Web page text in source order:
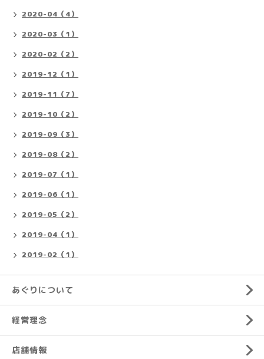
2020-04（4）
2020-03（1）
2020-02（2）
2019-12（1）
2019-11（7）
2019-10（2）
2019-09（3）
2019-08（2）
2019-07（1）
2019-06（1）
2019-05（2）
2019-04（1）
2019-02（1）
あぐりについて
経営理念
店舗情報